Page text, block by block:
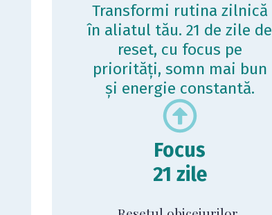
Transformi rutina zilnică
în aliatul tău. 21 de zile de
reset, cu focus pe
priorități, somn mai bun
și energie constantă.
Focus
21 zile